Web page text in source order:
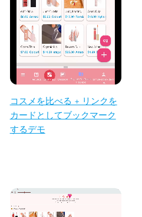
コスメを比べる + リンクを
カードとしてブックマーク
するデモ